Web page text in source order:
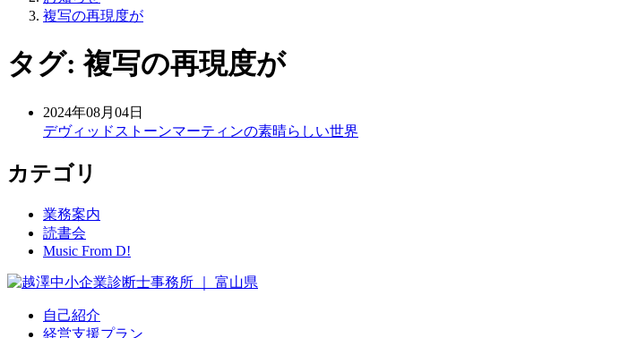
複写の再現度が
タグ:複写の再現度が
2024年08月04日
デヴィッドストーンマーティンの素晴らしい世界
カテゴリ
業務案内
読書会
Music From D!
自己紹介
経営支援プラン